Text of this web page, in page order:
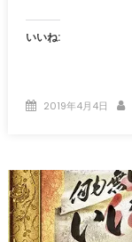
いいね:
Posted
2019年4月4日